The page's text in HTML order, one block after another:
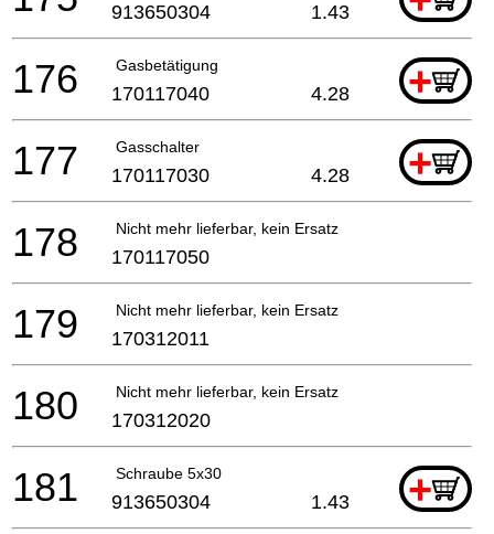
913650304 1.43
Gasbetätigung +
176 170117040 4.28
Gasschalter +
177 170117030 4.28
Nicht mehr lieferbar, kein Ersatz
178 170117050
Nicht mehr lieferbar, kein Ersatz
179 170312011
Nicht mehr lieferbar, kein Ersatz
180 170312020
Schraube 5x30 +
181 913650304 1.43